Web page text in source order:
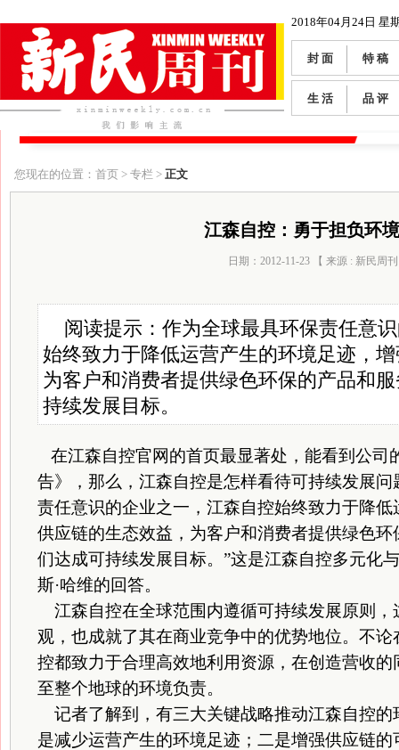
2018年04月24日 星
封 面 特 稿
生 活 品 评
您现在的位置：首页 > 专栏 > 正文
江森自控：勇于担负环
日期：2012-11-23 【 来源 : 新民周
阅读提示：作为全球最具环保责任意
始终致力于降低运营产生的环境足迹，
为客户和消费者提供绿色环保的产品和
持续发展目标。
在江森自控官网的首页最显著处，能看到公司
告》，那么，江森自控是怎样看待可持续发展
责任意识的企业之一，江森自控始终致力于降
供应链的生态效益，为客户和消费者提供绿色
们达成可持续发展目标。”这是江森自控多元化
斯·哈维的回答。
江森自控在全球范围内遵循可持续发展原则，
观，也成就了其在商业竞争中的优势地位。不
控都致力于合理高效地利用资源，在创造营收
至整个地球的环境负责。
记者了解到，有三大关键战略推动江森自控
是减少运营产生的环境足迹；二是增强供应链